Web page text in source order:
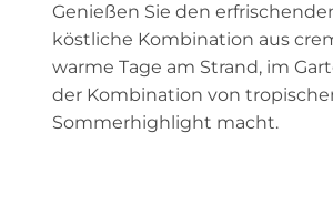
Genießen Sie den
köstliche Kombination aus
warme Tage am Strand, im
der Kombination von
Sommerhighlight macht.